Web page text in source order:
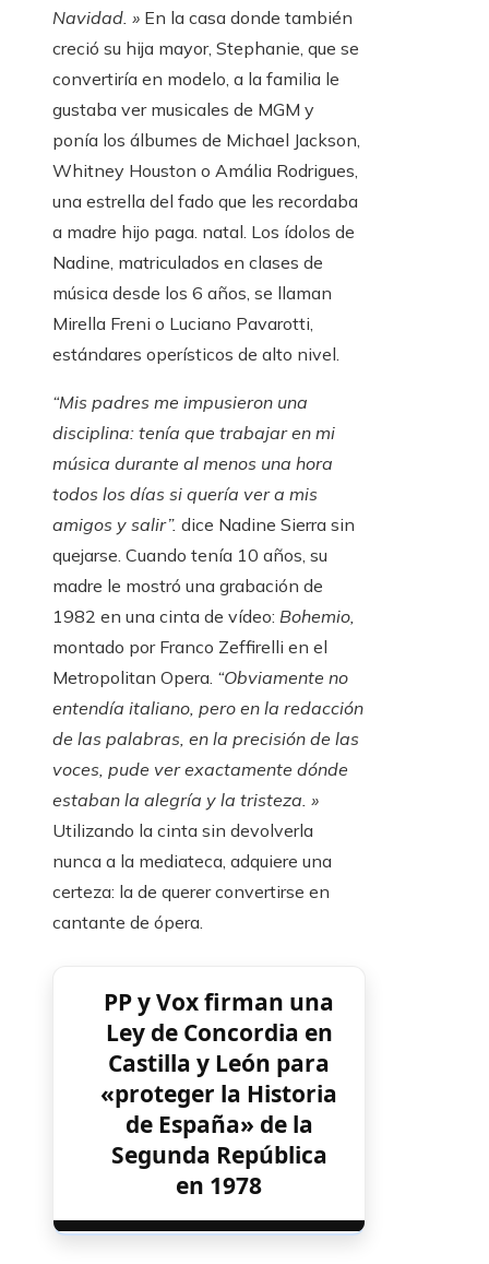
Navidad. » En la casa donde también
creció su hija mayor, Stephanie, que se
convertiría en modelo, a la familia le
gustaba ver musicales de MGM y
ponía los álbumes de Michael Jackson,
Whitney Houston o Amália Rodrigues,
una estrella del fado que les recordaba
a madre hijo paga. natal. Los ídolos de
Nadine, matriculados en clases de
música desde los 6 años, se llaman
Mirella Freni o Luciano Pavarotti,
estándares operísticos de alto nivel.
“Mis padres me impusieron una
disciplina: tenía que trabajar en mi
música durante al menos una hora
todos los días si quería ver a mis
amigos y salir”. dice Nadine Sierra sin
quejarse. Cuando tenía 10 años, su
madre le mostró una grabación de
1982 en una cinta de vídeo: Bohemio,
montado por Franco Zeffirelli en el
Metropolitan Opera. “Obviamente no
entendía italiano, pero en la redacción
de las palabras, en la precisión de las
voces, pude ver exactamente dónde
estaban la alegría y la tristeza. »
Utilizando la cinta sin devolverla
nunca a la mediateca, adquiere una
certeza: la de querer convertirse en
cantante de ópera.
PP y Vox firman una
Ley de Concordia en
Castilla y León para
«proteger la Historia
de España» de la
Segunda República
en 1978